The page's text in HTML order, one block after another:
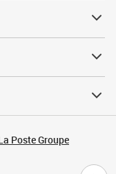
Poste Groupe